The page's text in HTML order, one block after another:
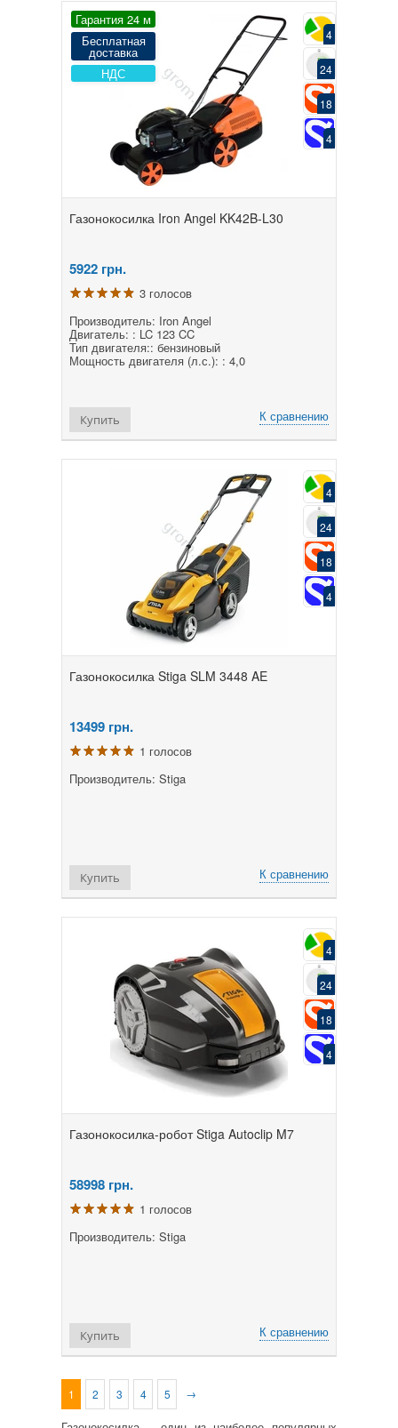
Гарантия 24 м
Бесплатная
доставка
НДС
4
24
18
4
Газонокосилка Iron Angel KK42B-L30
5922 грн.
3 голосов
Производитель: Iron Angel
Двигатель: : LC 123 CC
Тип двигателя:: бензиновый
Мощность двигателя (л.с.): : 4,0
К сравнению
Купить
4
24
18
4
Газонокосилка Stiga SLM 3448 AE
13499 грн.
1 голосов
Производитель: Stiga
К сравнению
Купить
4
24
18
4
Газонокосилка-робот Stiga Autoclip M7
58998 грн.
1 голосов
Производитель: Stiga
К сравнению
Купить
1 2 3 4 5 →